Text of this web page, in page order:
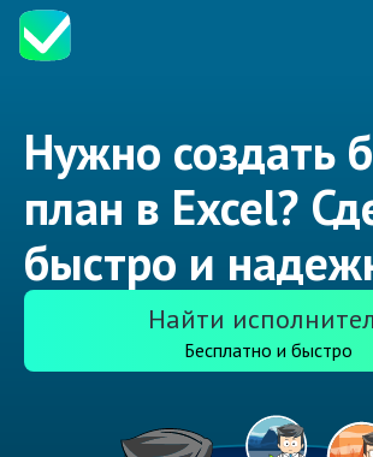
Нужно создать
план в Excel?
быстро и
Найти
Бесплатно и быстро